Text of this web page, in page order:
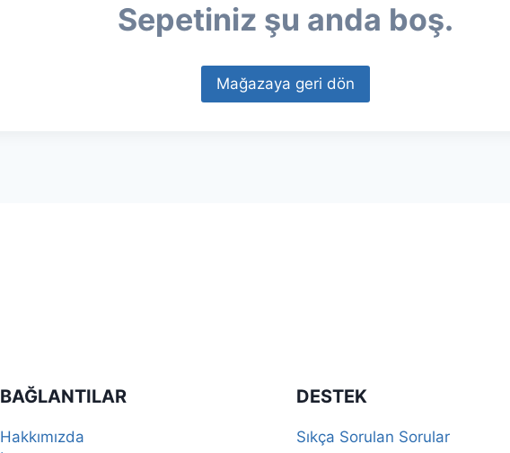
Sepetiniz şu anda boş.
Mağazaya geri dön
BAĞLANTILAR
Hakkımızda
DESTEK
Sıkça Sorulan Sorular